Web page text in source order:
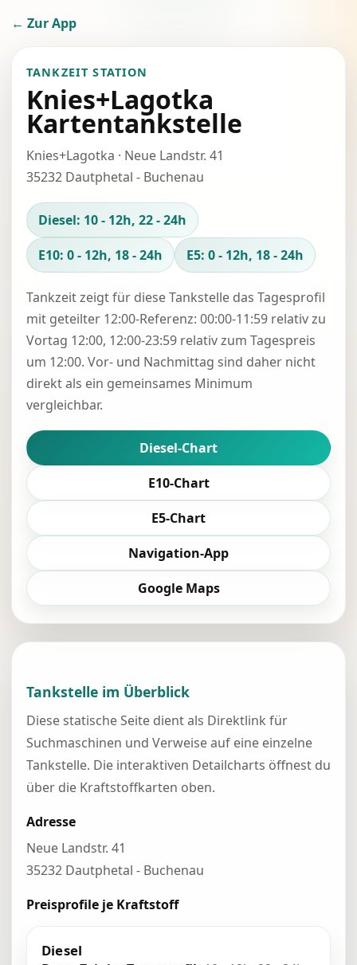
← Zur App
TANKZEIT STATION
Knies+Lagotka
Kartentankstelle
Knies+Lagotka · Neue Landstr. 41
35232 Dautphetal - Buchenau
Diesel: 10 - 12h, 22 - 24h
E10: 0 - 12h, 18 - 24h
E5: 0 - 12h, 18 - 24h
Tankzeit zeigt für diese Tankstelle das Tagesprofil
mit geteilter 12:00-Referenz: 00:00-11:59 relativ zu
Vortag 12:00, 12:00-23:59 relativ zum Tagespreis
um 12:00. Vor- und Nachmittag sind daher nicht
direkt als ein gemeinsames Minimum
vergleichbar.
Diesel-Chart
E10-Chart
E5-Chart
Navigation-App
Google Maps
Tankstelle im Überblick
Diese statische Seite dient als Direktlink für
Suchmaschinen und Verweise auf eine einzelne
Tankstelle. Die interaktiven Detailcharts öffnest du
über die Kraftstoffkarten oben.
Adresse
Neue Landstr. 41
35232 Dautphetal - Buchenau
Preisprofile je Kraftstoff
Diesel